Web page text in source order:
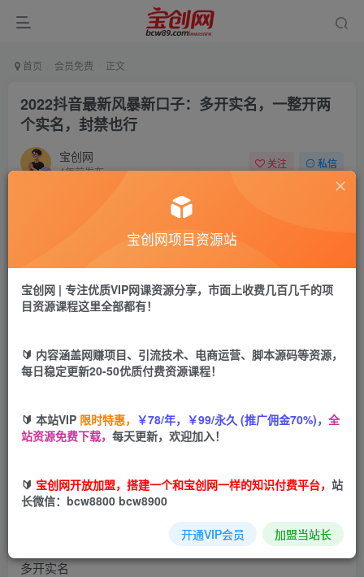
首页 会员免费 正文
2022抖音最新风暴新口子：多开实名，一整开两
个实名，封禁也行
宝创网
4年前发布
关注 私信
宝币9.9 宝币 19.9
立即购买
2022抖音最新风暴新口子：多开实名，一整开两个实名，封
多开实名
宝创网项目资源站
宝创网 | 专注优质VIP网课资源分享，市面上收费几百几千的项
目资源课程这里全部都有！
🔰 内容涵盖网赚项目、引流技术、电商运营、脚本源码等资源，
每日稳定更新20-50优质付费资源课程！
🔰 本站VIP 限时特惠， ￥78/年，￥99/永久 (推广佣金70%)， 全
站资源免费下载， 每天更新，欢迎加入！
🔰 宝创网开放加盟，搭建一个和宝创网一样的知识付费平台， 站
长微信：bcw8800 bcw8900
开通VIP会员 加盟当站长